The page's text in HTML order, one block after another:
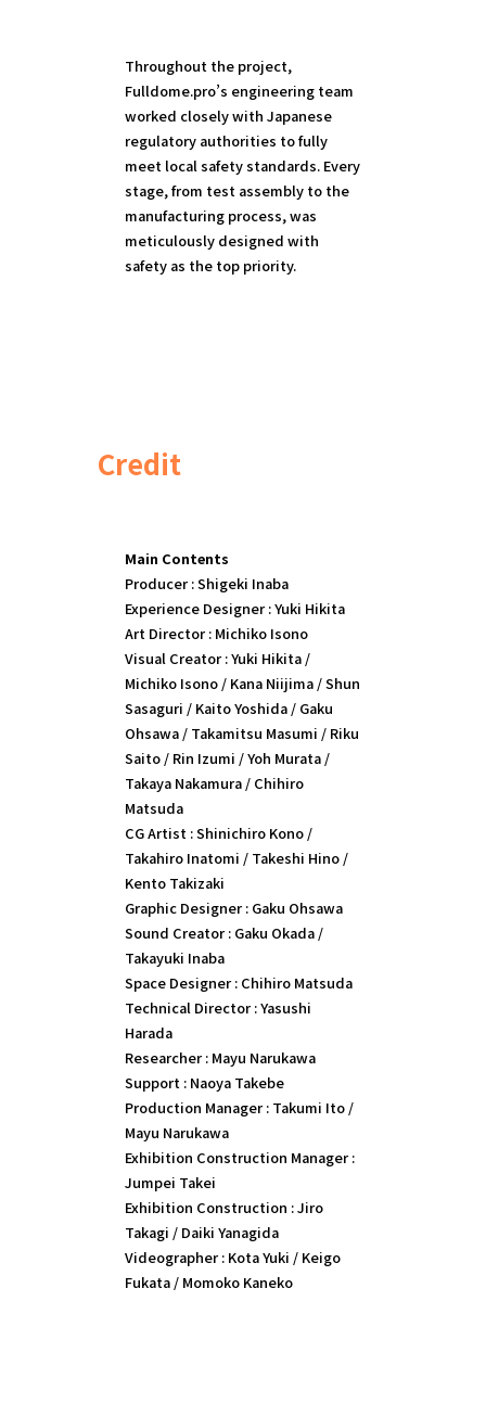
Throughout the project,
Fulldome.pro’s engineering team
worked closely with Japanese
regulatory authorities to fully
meet local safety standards. Every
stage, from test assembly to the
manufacturing process, was
meticulously designed with
safety as the top priority.
Credit
Main Contents
Producer : Shigeki Inaba
Experience Designer : Yuki Hikita
Art Director : Michiko Isono
Visual Creator : Yuki Hikita /
Michiko Isono / Kana Niijima / Shun
Sasaguri / Kaito Yoshida / Gaku
Ohsawa / Takamitsu Masumi / Riku
Saito / Rin Izumi / Yoh Murata /
Takaya Nakamura / Chihiro
Matsuda
CG Artist : Shinichiro Kono /
Takahiro Inatomi / Takeshi Hino /
Kento Takizaki
Graphic Designer : Gaku Ohsawa
Sound Creator : Gaku Okada /
Takayuki Inaba
Space Designer : Chihiro Matsuda
Technical Director : Yasushi
Harada
Researcher : Mayu Narukawa
Support : Naoya Takebe
Production Manager : Takumi Ito /
Mayu Narukawa
Exhibition Construction Manager :
Jumpei Takei
Exhibition Construction : Jiro
Takagi / Daiki Yanagida
Videographer : Kota Yuki / Keigo
Fukata / Momoko Kaneko